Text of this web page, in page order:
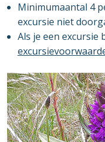
Minimumaantal 4
excursie niet
Als je een excursie